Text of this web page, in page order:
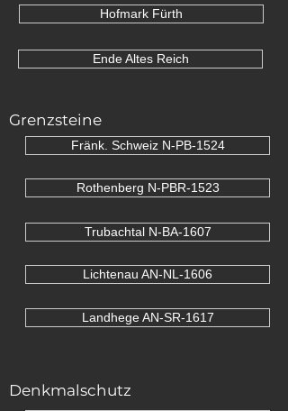
Hofmark Fürth
Ende Altes Reich
Grenzsteine
Fränk. Schweiz N-PB-1524
Rothenberg N-PBR-1523
Trubachtal N-BA-1607
Lichtenau AN-NL-1606
Landhege AN-SR-1617
Denkmalschutz